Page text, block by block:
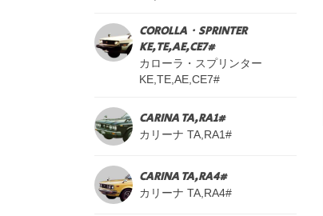
COROLLA・SPRINTER
KE,TE,AE,CE7#
カローラ・スプリンター
KE,TE,AE,CE7#
CARINA TA,RA1#
カリーナ TA,RA1#
CARINA TA,RA4#
カリーナ TA,RA4#